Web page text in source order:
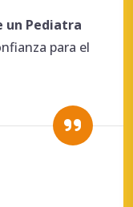
un Pediatra
para el